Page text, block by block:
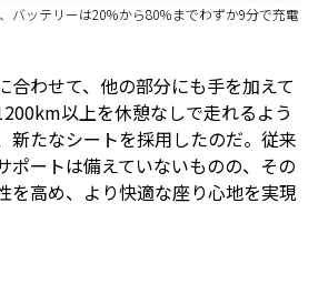
バッテリーは20％から80％までわずか9分で充電
合わせて、他の部分にも手を加えて
以上を休憩なしで走れるよう
新たなシートを採用したのだ。従来
ポートは備えていないものの、その
を高め、より快適な座り心地を実現